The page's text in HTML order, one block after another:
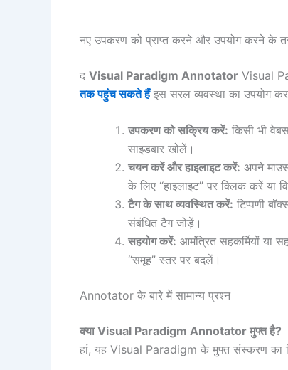
नए उपकरण को प्राप्त करने और उपयोग करने के
द Visual Paradigm Annotator Visual
तक पहुंच सकते हैंइस सरल व्यवस्था का उपयोग
उपकरण को सक्रिय करें: किसी भी
साइडबार खोलें।
चयन करें और हाइलाइट करें: अपने
के लिए “हाइलाइट” पर क्लिक करें या
टैग के साथ व्यवस्थित करें: टिप्पणी
संबंधित टैग जोड़ें।
सहयोग करें: आमंत्रित सहकर्मियों या
“समूह” स्तर पर बदलें।
Annotator के बारे में सामान्य प्रश्न
क्या Visual Paradigm Annotator मुफ्त है?
हां, यह Visual Paradigm के मुफ्त संस्करण का